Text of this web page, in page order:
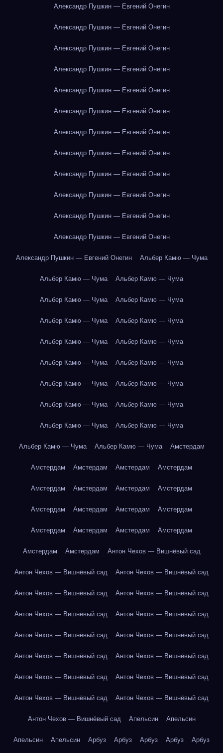
Александр Пушкин — Евгений Онегин
Александр Пушкин — Евгений Онегин
Александр Пушкин — Евгений Онегин
Александр Пушкин — Евгений Онегин
Александр Пушкин — Евгений Онегин
Александр Пушкин — Евгений Онегин
Александр Пушкин — Евгений Онегин
Александр Пушкин — Евгений Онегин
Александр Пушкин — Евгений Онегин
Александр Пушкин — Евгений Онегин
Александр Пушкин — Евгений Онегин
Александр Пушкин — Евгений Онегин
Александр Пушкин — Евгений Онегин Альбер Камю — Чума
Альбер Камю — Чума Альбер Камю — Чума
Альбер Камю — Чума Альбер Камю — Чума
Альбер Камю — Чума Альбер Камю — Чума
Альбер Камю — Чума Альбер Камю — Чума
Альбер Камю — Чума Альбер Камю — Чума
Альбер Камю — Чума Альбер Камю — Чума
Альбер Камю — Чума Альбер Камю — Чума
Альбер Камю — Чума Альбер Камю — Чума
Альбер Камю — Чума Альбер Камю — Чума Амстердам
Амстердам Амстердам Амстердам Амстердам
Амстердам Амстердам Амстердам Амстердам
Амстердам Амстердам Амстердам Амстердам
Амстердам Амстердам Амстердам Амстердам
Амстердам Амстердам Антон Чехов — Вишнёвый сад
Антон Чехов — Вишнёвый сад Антон Чехов — Вишнёвый сад
Антон Чехов — Вишнёвый сад Антон Чехов — Вишнёвый сад
Антон Чехов — Вишнёвый сад Антон Чехов — Вишнёвый сад
Антон Чехов — Вишнёвый сад Антон Чехов — Вишнёвый сад
Антон Чехов — Вишнёвый сад Антон Чехов — Вишнёвый сад
Антон Чехов — Вишнёвый сад Антон Чехов — Вишнёвый сад
Антон Чехов — Вишнёвый сад Антон Чехов — Вишнёвый сад
Антон Чехов — Вишнёвый сад Апельсин Апельсин
Апельсин Апельсин Арбуз Арбуз Арбуз Арбуз Арбуз